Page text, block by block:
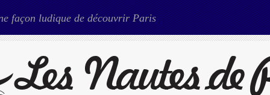
façon ludique de découvrir Paris